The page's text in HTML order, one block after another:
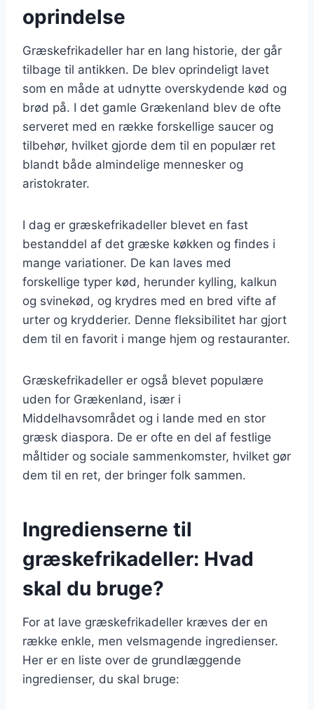
oprindelse
Græskefrikadeller har en lang historie, der går
tilbage til antikken. De blev oprindeligt lavet
som en måde at udnytte overskydende kød og
brød på. I det gamle Grækenland blev de ofte
serveret med en række forskellige saucer og
tilbehør, hvilket gjorde dem til en populær ret
blandt både almindelige mennesker og
aristokrater.
I dag er græskefrikadeller blevet en fast
bestanddel af det græske køkken og findes i
mange variationer. De kan laves med
forskellige typer kød, herunder kylling, kalkun
og svinekød, og krydres med en bred vifte af
urter og krydderier. Denne fleksibilitet har gjort
dem til en favorit i mange hjem og restauranter.
Græskefrikadeller er også blevet populære
uden for Grækenland, især i
Middelhavsområdet og i lande med en stor
græsk diaspora. De er ofte en del af festlige
måltider og sociale sammenkomster, hvilket gør
dem til en ret, der bringer folk sammen.
Ingredienserne til
græskefrikadeller: Hvad
skal du bruge?
For at lave græskefrikadeller kræves der en
række enkle, men velsmagende ingredienser.
Her er en liste over de grundlæggende
ingredienser, du skal bruge: